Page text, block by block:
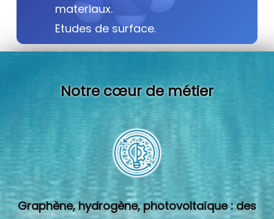
materiaux.
Etudes de surface.
Notre cœur de métier
Graphène, hydrogène, photovoltaïque : des